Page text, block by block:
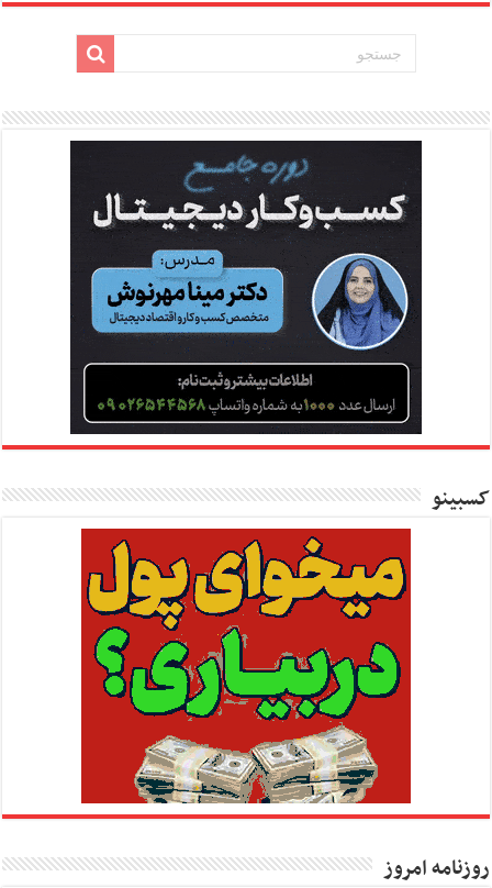
کسبینو
روزنامه امروز